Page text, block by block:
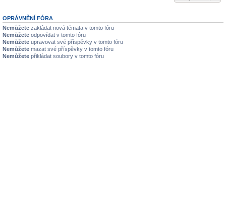
OPRÁVNĚNÍ FÓRA
Nemůžete zakládat nová témata v tomto fóru
Nemůžete odpovídat v tomto fóru
Nemůžete upravovat své příspěvky v tomto fóru
Nemůžete mazat své příspěvky v tomto fóru
Nemůžete přikládat soubory v tomto fóru